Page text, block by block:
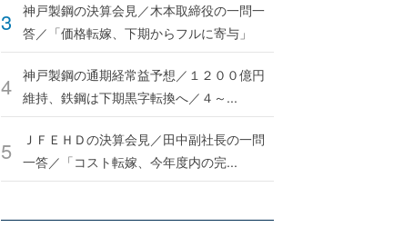
神戸製鋼の決算会見／木本取締役の一問一
答／「価格転嫁、下期からフルに寄与」
神戸製鋼の通期経常益予想／１２００億円
維持、鉄鋼は下期黒字転換へ／４～...
ＪＦＥＨＤの決算会見／田中副社長の一問
一答／「コスト転嫁、今年度内の完...